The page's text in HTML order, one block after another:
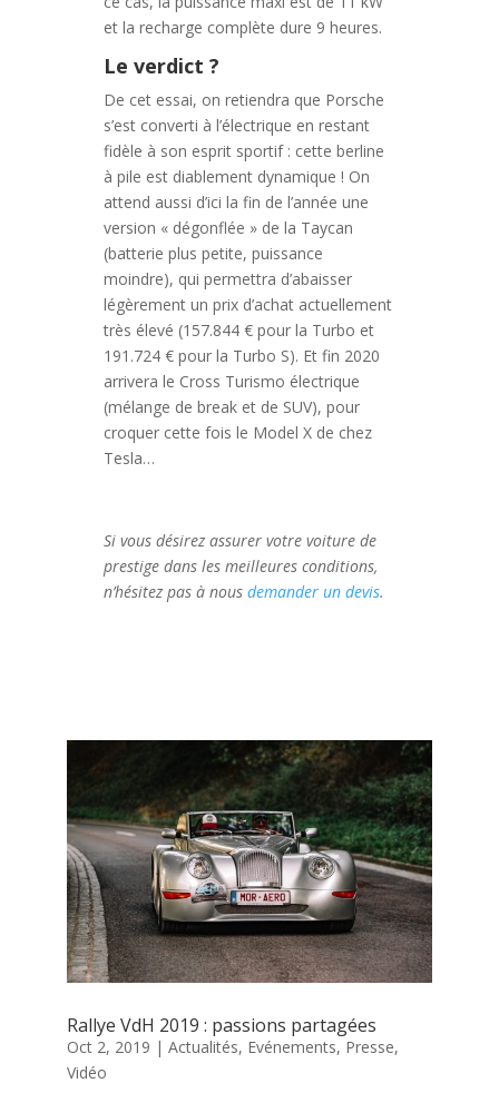
et la recharge complète dure 9 heures.
Le verdict ?
De cet essai, on retiendra que Porsche
s’est converti à l’électrique en restant
fidèle à son esprit sportif : cette berline
à pile est diablement dynamique ! On
attend aussi d’ici la fin de l’année une
version « dégonflée » de la Taycan
(batterie plus petite, puissance
moindre), qui permettra d’abaisser
légèrement un prix d’achat actuellement
très élevé (157.844 € pour la Turbo et
191.724 € pour la Turbo S). Et fin 2020
arrivera le Cross Turismo électrique
(mélange de break et de SUV), pour
croquer cette fois le Model X de chez
Tesla…
Si vous désirez assurer votre voiture de
prestige dans les meilleures conditions,
n’hésitez pas à nous demander un devis.
Rallye VdH 2019 : passions partagées
Oct 2, 2019 | Actualités, Evénements, Presse,
Vidéo